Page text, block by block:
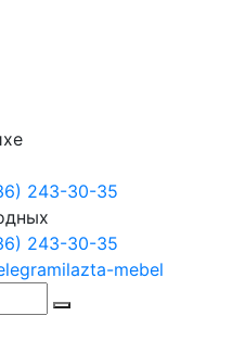
243-30-35
243-30-35
ilazta-mebel